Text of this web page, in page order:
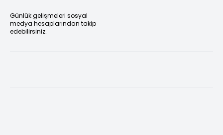
Günlük gelişmeleri sosyal
medya hesaplarından takip
edebilirsiniz.